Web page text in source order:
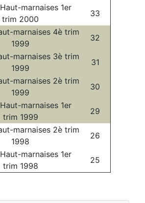
marnaises 1er
trim 2000
33
marnaises 4è trim
1999
32
marnaises 3è trim
1999
31
marnaises 2è trim
1999
30
marnaises 1er
trim 1999
29
marnaises 2è trim
1998
26
marnaises 1er
trim 1998
25